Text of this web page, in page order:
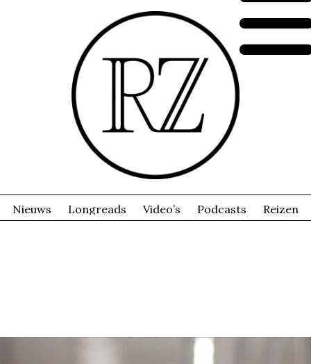
Nieuws Longreads Video’s Podcasts Reizen